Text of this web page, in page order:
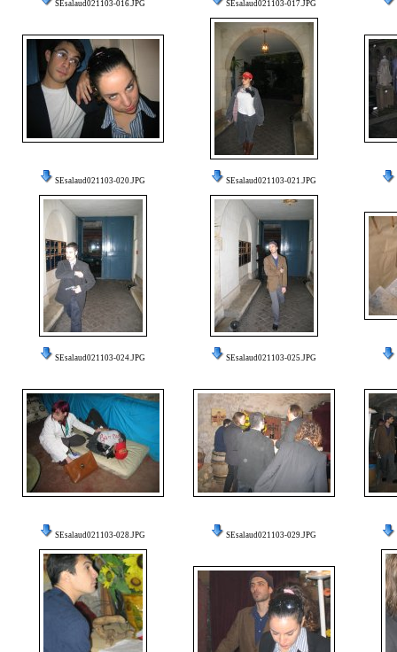
SEsalaud021103-016.JPG SEsalaud021103-017.JPG
SEsalaud021103-020.JPG SEsalaud021103-021.JPG
SEsalaud021103-024.JPG SEsalaud021103-025.JPG
SEsalaud021103-028.JPG SEsalaud021103-029.JPG